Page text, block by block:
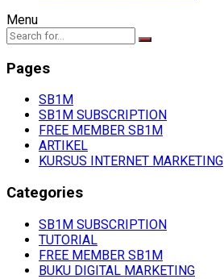
Menu
Pages
SB1M
SB1M SUBSCRIPTION
FREE MEMBER SB1M
ARTIKEL
KURSUS INTERNET MARKETING
Categories
SB1M SUBSCRIPTION
TUTORIAL
FREE MEMBER SB1M
BUKU DIGITAL MARKETING